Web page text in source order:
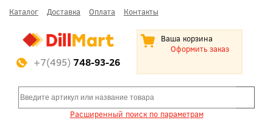
Каталог Доставка Оплата Контакты
+7(495) 748-93-26
Ваша корзина
Оформить заказ
Расширенный поиск по параметрам